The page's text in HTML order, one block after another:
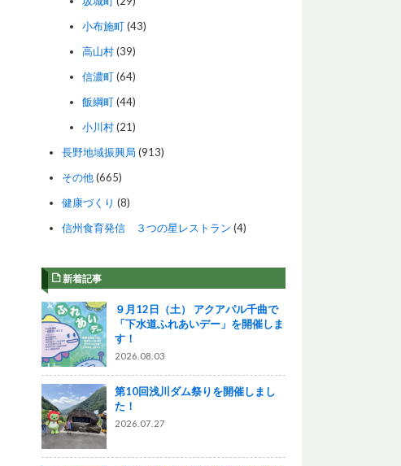
小布施町(43)
高山村(39)
信濃町(64)
飯綱町(44)
小川村(21)
長野地域振興局 (913)
その他(665)
健康づくり (8)
信州食育発信 ３つの星レストラン (4)
新着記事
９月12日（土） アクアパル千曲で
「下水道ふれあいデー」を開催しま
す！
2026.08.03
第10回浅川ダム祭りを開催しまし
た！
2026.07.27